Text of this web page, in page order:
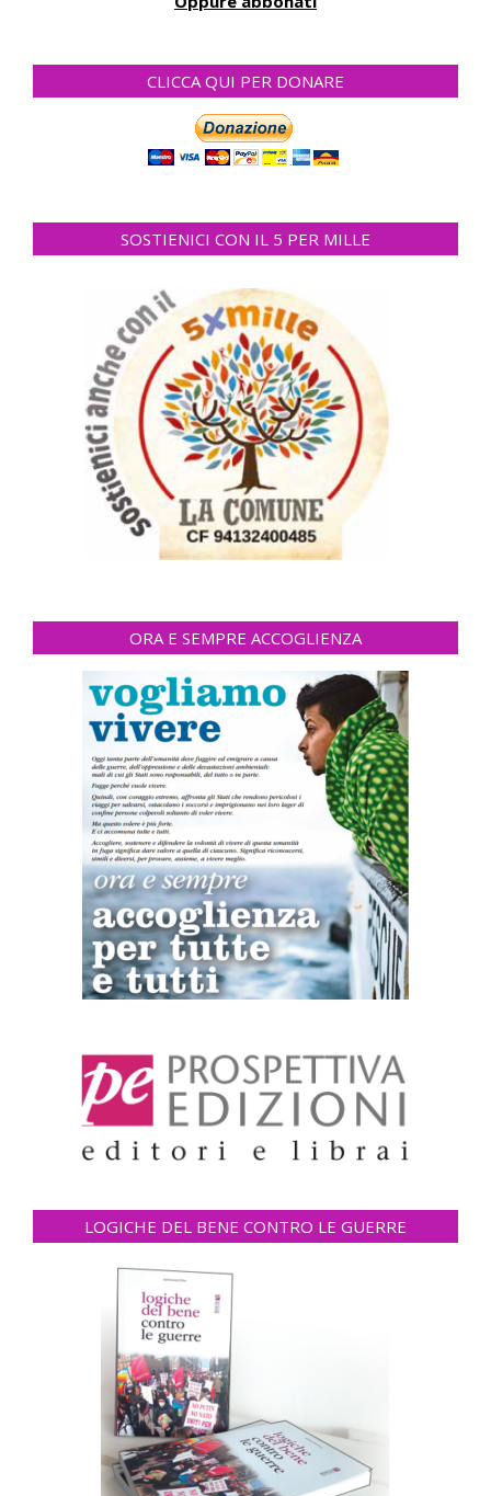
CLICCA QUI PER DONARE
SOSTIENICI CON IL 5 PER MILLE
ORA E SEMPRE ACCOGLIENZA
LOGICHE DEL BENE CONTRO LE GUERRE